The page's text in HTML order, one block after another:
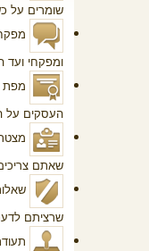
שומרים על
ומפקחי ועד
מפת
העסקים על
שאתם
שרציתם